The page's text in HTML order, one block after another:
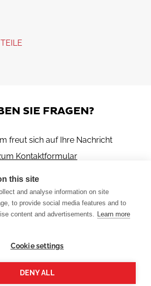
SIE FRAGEN?
freut sich auf Ihre Nachricht
Kontaktformular
AG
this site
and analyse information on site
to provide social media features and to
content and advertisements. Learn more
Cookie settings
DENY ALL